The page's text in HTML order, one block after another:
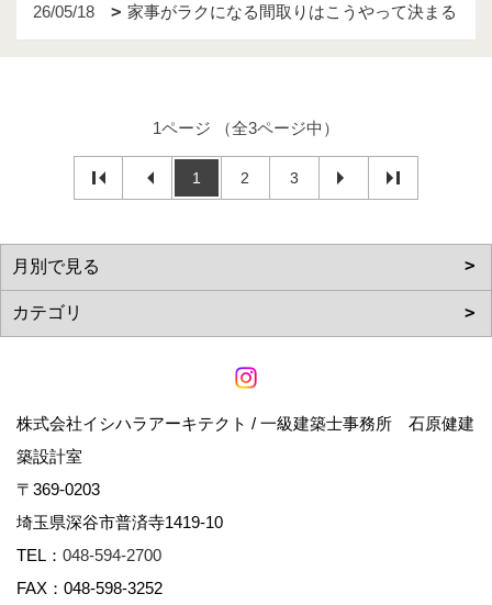
26/05/18 家事がラクになる間取りはこうやって決まる
1ページ （全3ページ中）
1 2 3
株式会社イシハラアーキテクト / 一級建築士事務所 石原健建
築設計室
〒369-0203
埼玉県深谷市普済寺1419-10
TEL： 048-594-2700
FAX：048-598-3252